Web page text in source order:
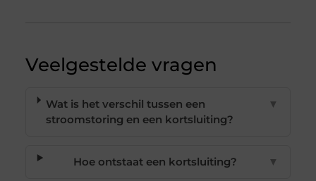
Veelgestelde vragen
Wat is het verschil tussen een
stroomstoring en een kortsluiting?
▼
Hoe ontstaat een kortsluiting? ▼